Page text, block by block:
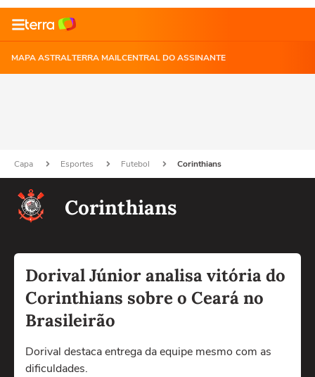
MAPA ASTRALTERRA MAILCENTRAL DO ASSINANTE
Capa Esportes Futebol Corinthians
Corinthians
Dorival Júnior analisa vitória do
Corinthians sobre o Ceará no
Brasileirão
Dorival destaca entrega da equipe mesmo com as
dificuldades.